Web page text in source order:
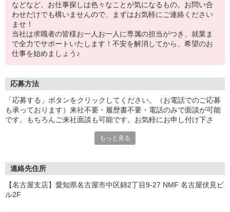
などなど、お仕事探しは色々なことが気になるもの。お問い合
わせだけでも構いませんので、まずはお気軽にご連絡ください
ませ！
当社は求職者の皆様お一人お一人に専属の担当がつき、就業ま
で全力でサポートいたします！不安を解消してから、希望のお
仕事を始めましょう♪
応募方法
「応募する」ボタンをクリックしてください。（お電話でのご応募
も承っております）来社不要・履歴書不要・電話のみで面談が可能
です。もちろんご来社面談も可能です。お気軽にお申し付け下さ
もっと見る
連絡先住所
【名古屋支店】愛知県名古屋市中区錦2丁目9-27 NMF 名古屋伏見ビ
ル2F